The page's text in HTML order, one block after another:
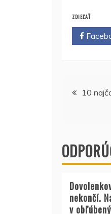
ZDIEĽAŤ
článku
10
nekončí.
v